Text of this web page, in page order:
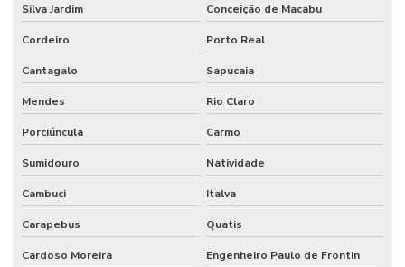
Silva Jardim Conceição de Macabu
Cordeiro Porto Real
Cantagalo Sapucaia
Mendes Rio Claro
Porciúncula Carmo
Sumidouro Natividade
Cambuci Italva
Carapebus Quatis
Cardoso Moreira Engenheiro Paulo de Frontin